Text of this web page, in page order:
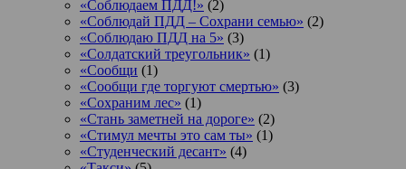
«Соблюдаем ПДД!» (2)
«Соблюдай ПДД – Сохрани семью» (2)
«Соблюдаю ПДД на 5» (3)
«Солдатский треугольник» (1)
«Сообщи (1)
«Сообщи где торгуют смертью» (3)
«Сохраним лес» (1)
«Стань заметней на дороге» (2)
«Стимул мечты это сам ты» (1)
«Студенческий десант» (4)